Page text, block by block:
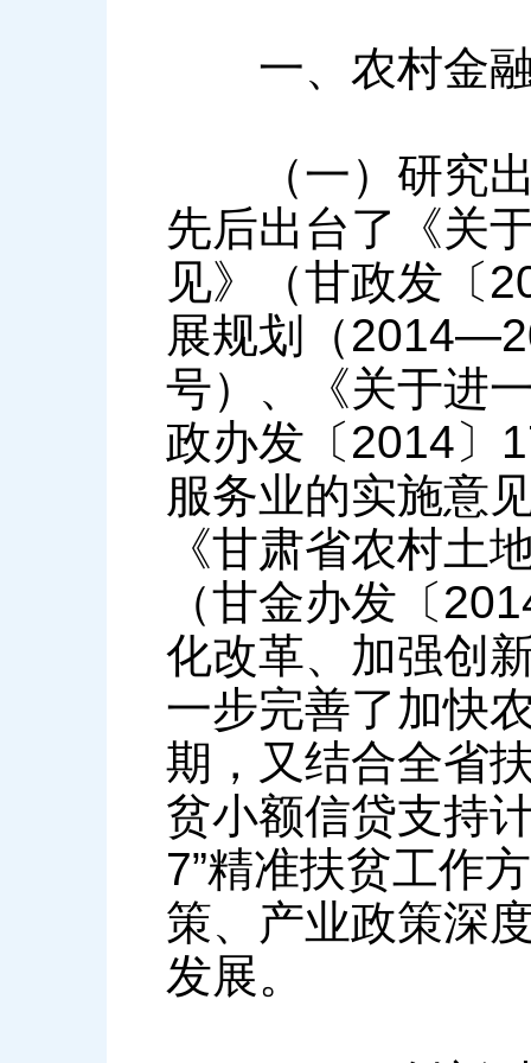
一、农村金融
（一）研究出
先后出台了《关
见》（甘政发〔
展规划（
号）、《关于进
政办发〔2014〕
服务业的实施意
《甘肃省农村土
（甘金办发〔
化改革、加强创
一步完善了加快
期，又结合全省
贫小额信贷支持
7”精准扶贫工作
策、产业政策深
发展。